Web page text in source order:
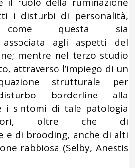
i disturbi di personalità,
come questa sia
associata agli aspetti del
mentre nel terzo studio
attraverso l’impiego di un
strutturale per
borderline alla
i sintomi di tale patologia
oltre che di
e di brooding, anche di alti
rabbiosa (Selby, Anestis